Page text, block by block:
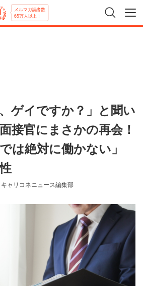
メルマガ読者数
65万人以上！
ゲイですか？」と聞い
接官にまさかの再会！
は絶対に働かない」
キャリコネニュース編集部